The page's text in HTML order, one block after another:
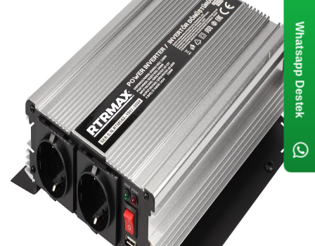
Whatsapp Destek